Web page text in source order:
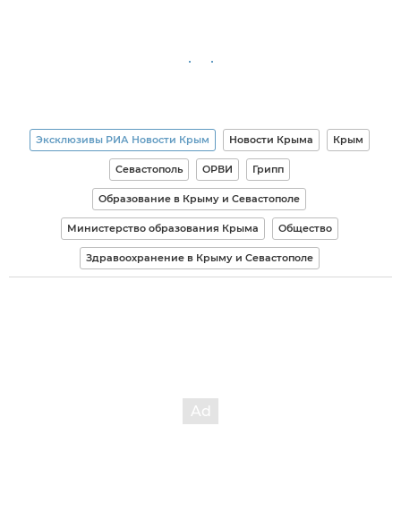
Эксклюзивы РИА Новости Крым Новости Крыма Крым
Севастополь ОРВИ Грипп
Образование в Крыму и Севастополе
Министерство образования Крыма Общество
Здравоохранение в Крыму и Севастополе